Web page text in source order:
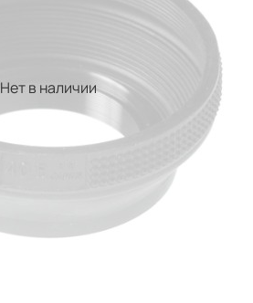
Нет в наличии